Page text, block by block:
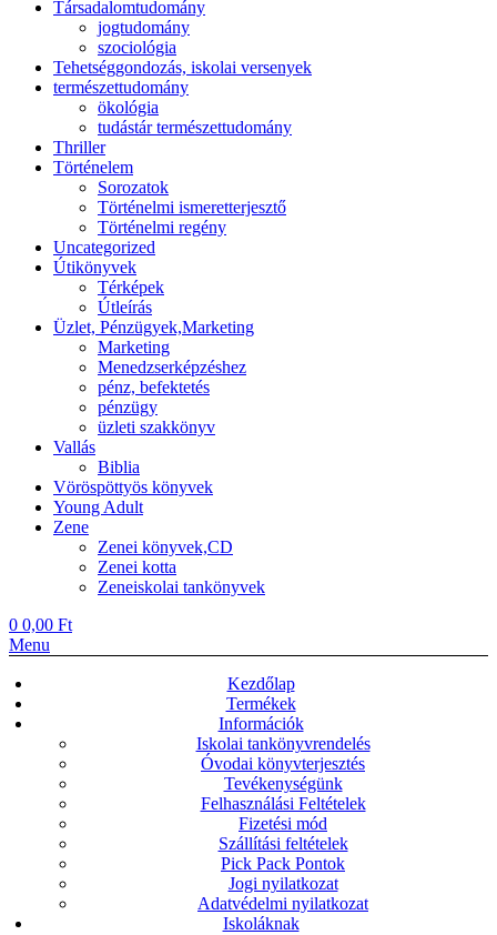
Társadalomtudomány
jogtudomány
szociológia
Tehetséggondozás, iskolai versenyek
természettudomány
ökológia
tudástár természettudomány
Thriller
Történelem
Sorozatok
Történelmi ismeretterjesztő
Történelmi regény
Uncategorized
Útikönyvek
Térképek
Útleírás
Üzlet, Pénzügyek,Marketing
Marketing
Menedzserképzéshez
pénz, befektetés
pénzügy
üzleti szakkönyv
Vallás
Biblia
Vöröspöttyös könyvek
Young Adult
Zene
Zenei könyvek,CD
Zenei kotta
Zeneiskolai tankönyvek
0 0,00 Ft
Menu
Kezdőlap
Termékek
Információk
Iskolai tankönyvrendelés
Óvodai könyvterjesztés
Tevékenységünk
Felhasználási Feltételek
Fizetési mód
Szállítási feltételek
Pick Pack Pontok
Jogi nyilatkozat
Adatvédelmi nyilatkozat
Iskoláknak